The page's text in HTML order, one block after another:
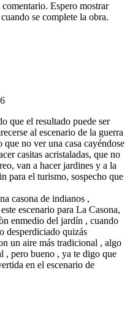
Espero mostrar
se complete la obra.
que el resultado puede ser
al escenario de la guerra
no ver una casa cayéndose
casitas acristaladas, que no
van a hacer jardines y a la
para el turismo, sospecho que
casona de indianos ,
escenario para La Casona,
enmedio del jardín , cuando
desperdiciado quizás
un aire más tradicional , algo
, pero bueno , ya te digo que
en el escenario de